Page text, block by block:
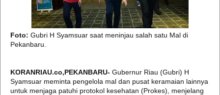
Foto: Gubri H Syamsuar saat meninjau salah satu Mal di
Pekanbaru.
KORANRIAU.co,PEKANBARU- Gubernur Riau (Gubri) H
Syamsuar meminta pengelola mal dan pusat keramaian lainnya
untuk menjaga patuhi protokol kesehatan (Prokes), menjelang